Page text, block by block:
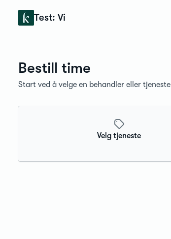
Test: Vi
Bestill time
Start ved å velge en behandler eller tjeneste
Velg tjeneste